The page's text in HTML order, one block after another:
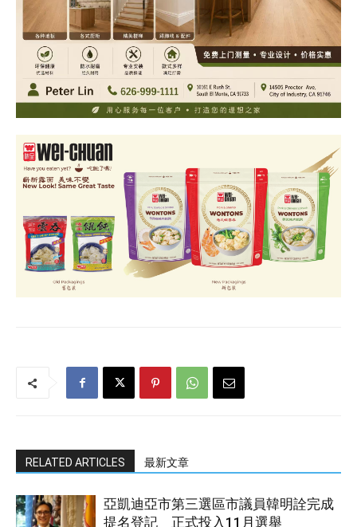
RELATED ARTICLES 最新文章
亞凱迪亞市第三選區市議員韓明詮完成
提名登記 正式投入11月選舉